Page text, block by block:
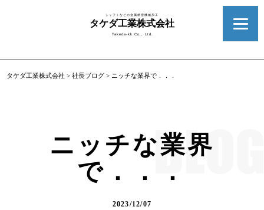
シャフトなどの金属精密機械加工
タケダ工業株式会社
Takeda-kk.Co., Ltd.
タケダ工業株式会社 >社長ブログ > ニッチな業界で．．．
ニッチな業界
で．．．
2023/12/07